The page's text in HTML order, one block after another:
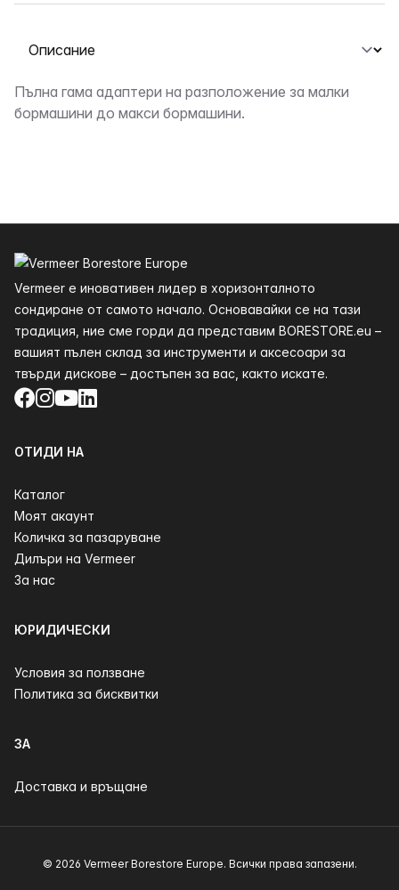
Избор на раздел
Описание
Пълна гама адаптери на разположение за малки
бормашини до макси бормашини.
Vermeer е иновативен лидер в хоризонталното
сондиране от самото начало. Основавайки се на тази
традиция, ние сме горди да представим BORESTORE.eu –
вашият пълен склад за инструменти и аксесоари за
твърди дискове – достъпен за вас, както искате.
Facebook
Instagram
YouTube
LinkedIn
ОТИДИ НА
Каталог
Моят акаунт
Количка за пазаруване
Дилъри на Vermeer
За нас
ЮРИДИЧЕСКИ
Условия за ползване
Политика за бисквитки
ЗА
Доставка и връщане
© 2026 Vermeer Borestore Europe. Всички права запазени.